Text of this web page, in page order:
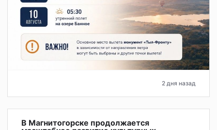
2 дня назад
В Магнитогорске продолжается